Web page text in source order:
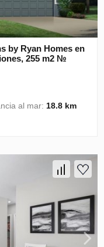
by Ryan Homes en
255 m2 №
al mar: 18.8 km